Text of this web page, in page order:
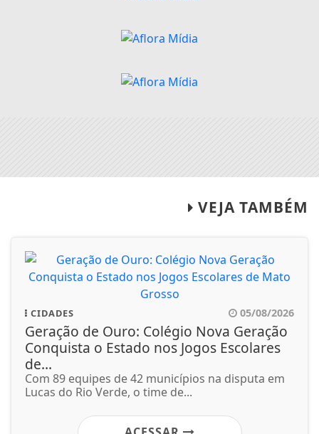
VEJA TAMBÉM
CIDADES 05/08/2026
Geração de Ouro: Colégio Nova Geração
Conquista o Estado nos Jogos Escolares
de...
Com 89 equipes de 42 municípios na disputa em
Lucas do Rio Verde, o time de...